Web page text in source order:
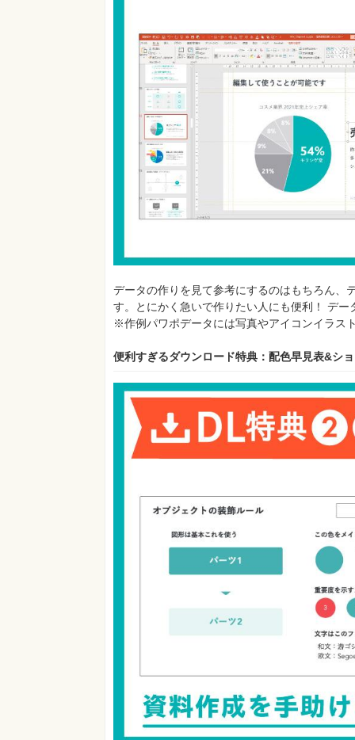
データの作りを見て参考にするのはもちろん、
す。とにかく急いで作りたい人にも便利！ デ
※作例パワポデータには写真やアイコンイラス
便利すぎるダウンロード特典：配色早見表&シ